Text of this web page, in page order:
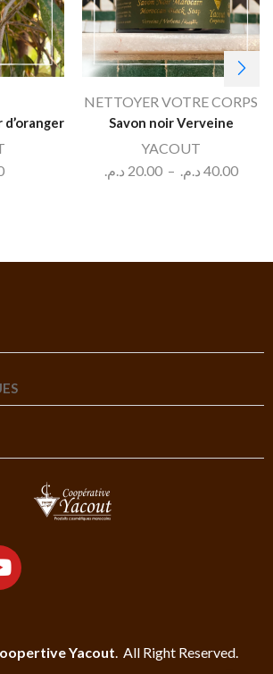
NETTOYER VOTRE CORPS
Savon noir Verveine
YACOUT
20.00 د.م. – 40.00 د.م.
Yacout. All Right Reserved.